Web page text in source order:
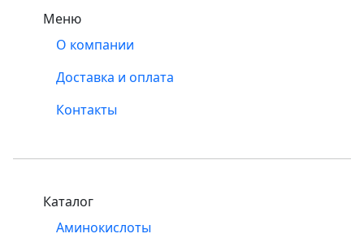
Меню
О компании
Доставка и оплата
Контакты
Каталог
Аминокислоты